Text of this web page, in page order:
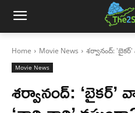
Home Movie News శర్వానంద్:
Movie News
శర్వానంద్: